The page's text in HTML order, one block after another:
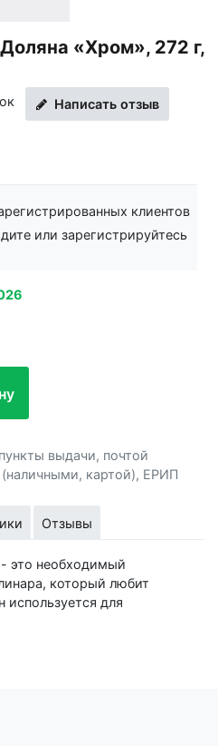
«Хром», 272 г,
Написать отзыв
клиентов
или зарегистрируйтесь
выдачи, почтой
картой), ЕРИП
Отзывы
это необходимый
который любит
для
и придания мясу более
для мяса, вы сможете